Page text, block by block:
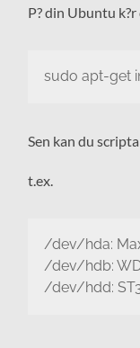
P? din Ubuntu k?r
sudo apt-get
Sen kan du
t.ex.
/dev/hda:
/dev/hdb:
/dev/hdd: